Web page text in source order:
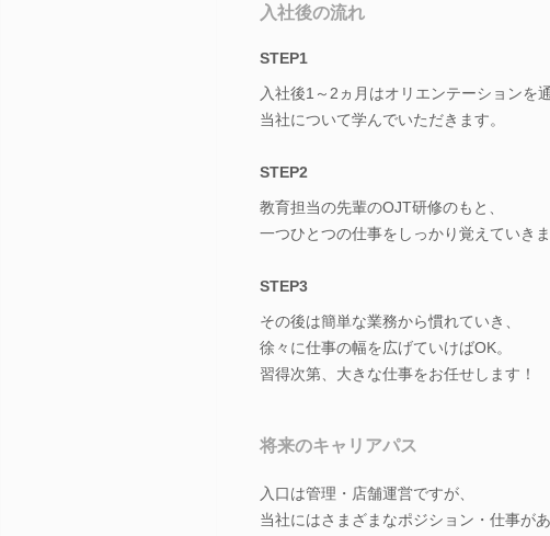
入社後の流れ
STEP1
入社後1～2ヵ月はオリエンテーションを
当社について学んでいただきます。
STEP2
教育担当の先輩のOJT研修のもと、
一つひとつの仕事をしっかり覚えていきま
STEP3
その後は簡単な業務から慣れていき、
徐々に仕事の幅を広げていけばOK。
習得次第、大きな仕事をお任せします！
将来のキャリアパス
入口は管理・店舗運営ですが、
当社にはさまざまなポジション・仕事があ